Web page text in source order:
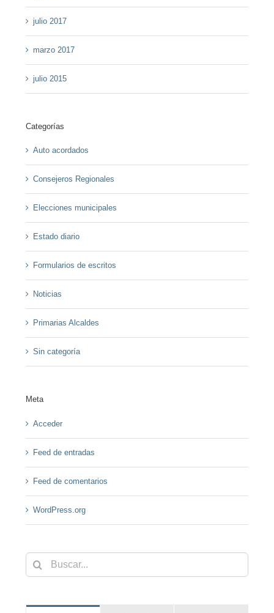
julio 2017
marzo 2017
julio 2015
Categorías
Auto acordados
Consejeros Regionales
Elecciones municipales
Estado diario
Formularios de escritos
Noticias
Primarias Alcaldes
Sin categoría
Meta
Acceder
Feed de entradas
Feed de comentarios
WordPress.org
Buscar: